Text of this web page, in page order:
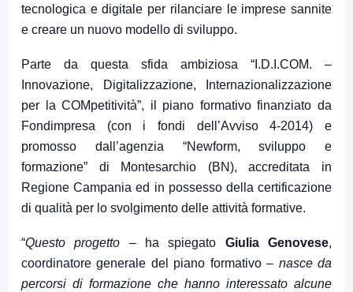
tecnologica e digitale per rilanciare le imprese sannite
e creare un nuovo modello di sviluppo.
Parte da questa sfida ambiziosa “ I.D.I.COM. –
Innovazione, Digitalizzazione, Internazionalizzazione
per la COMpetitività”, il piano formativo finanziato da
Fondimpresa (con i fondi dell’Avviso 4-2014) e
promosso dall’agenzia “Newform, sviluppo e
formazione” di Montesarchio (BN), accreditata in
Regione Campania ed in possesso della certificazione
di qualità per lo svolgimento delle attività formative.
“Questo progetto – ha spiegato Giulia Genovese,
coordinatore generale del piano formativo – nasce da
percorsi di formazione che hanno interessato alcune